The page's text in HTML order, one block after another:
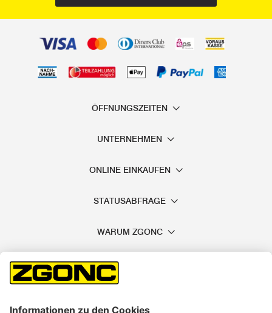
ÖFFNUNGSZEITEN
UNTERNEHMEN
ONLINE EINKAUFEN
STATUSABFRAGE
WARUM ZGONC